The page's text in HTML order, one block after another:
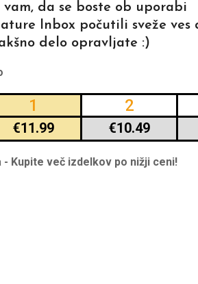
da se boste ob uporabi
Inbox počutili sveže ves
delo opravljate :)
1 2
€11.99 €10.49
- Kupite več izdelkov po nižji ceni!